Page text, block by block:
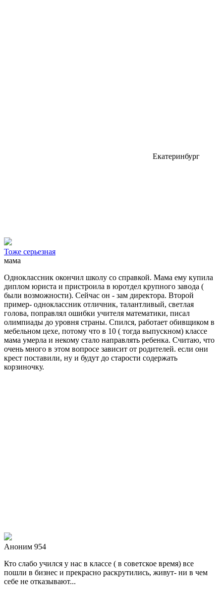
Екатеринбург
Тоже серьезная
мама
Одноклассник окончил школу со справкой. Мама ему купила
диплом юриста и пристроила в юротдел крупного завода (
были возможности). Сейчас он - зам директора. Второй
пример- одноклассник отличник, талантливый, светлая
голова, поправлял ошибки учителя математики, писал
олимпиады до уровня страны. Спился, работает обивщиком в
мебельном цехе, потому что в 10 ( тогда выпускном) классе
мама умерла и некому стало направлять ребенка. Считаю, что
очень много в этом вопросе зависит от родителей. если они
крест поставили, ну и будут до старости содержать
корзиночку.
Аноним 954
Кто слабо учился у нас в классе ( в советское время) все
пошли в бизнес и прекрасно раскрутились, живут- ни в чем
себе не отказывают...